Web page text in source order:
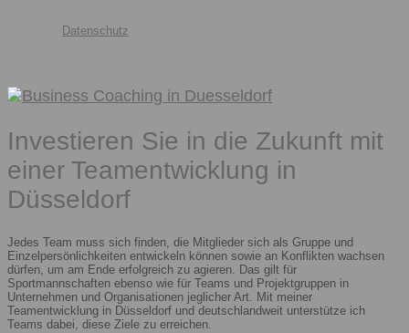
Datenschutz
Investieren Sie in die Zukunft mit
einer Teamentwicklung in
Düsseldorf
Jedes Team muss sich finden, die Mitglieder sich als Gruppe und
Einzelpersönlichkeiten entwickeln können sowie an Konflikten wachsen
dürfen, um am Ende erfolgreich zu agieren. Das gilt für
Sportmannschaften ebenso wie für Teams und Projektgruppen in
Unternehmen und Organisationen jeglicher Art. Mit meiner
Teamentwicklung in Düsseldorf und deutschlandweit unterstütze ich
Teams dabei, diese Ziele zu erreichen.